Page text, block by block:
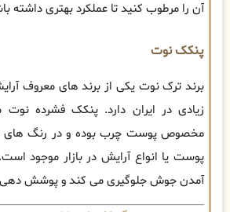
آن را مرطوب کنید تا عملکرد بهتری داشته
پنکک نوت
برند ترک نوت یکی از برند های معروف
مخصوص پوست چرب بوده و در رنگ‌ های
پوست یا انواع آرایش در بازار موجود
آمدن جوش جلوگیری می‌ کند و پوشش دهی